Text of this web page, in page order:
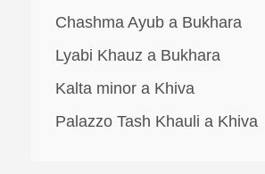
Chashma Ayub a Bukhara
Lyabi Khauz a Bukhara
Kalta minor a Khiva
Palazzo Tash Khauli a Khiva